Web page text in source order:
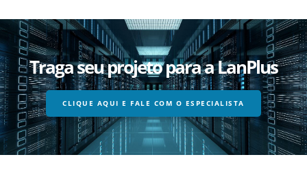
Traga seu projeto para a LanPlus
CLIQUE AQUI E FALE COM O ESPECIALISTA